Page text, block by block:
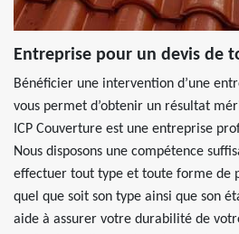
Entreprise pour un devis de
Bénéficier une intervention d’une
vous permet d’obtenir un résultat
ICP Couverture est une entreprise
Nous disposons une compétence
effectuer tout type et toute forme de
quel que soit son type ainsi que son
aide à assurer votre durabilité de